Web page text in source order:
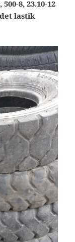
500-8, 23.10-12
lastik